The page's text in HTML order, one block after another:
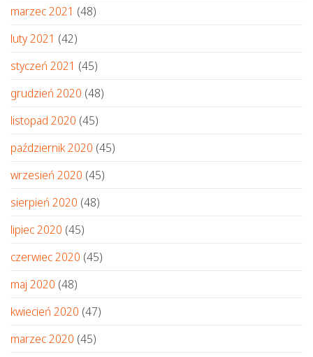
marzec 2021 (48)
luty 2021 (42)
styczeń 2021 (45)
grudzień 2020 (48)
listopad 2020 (45)
październik 2020 (45)
wrzesień 2020 (45)
sierpień 2020 (48)
lipiec 2020 (45)
czerwiec 2020 (45)
maj 2020 (48)
kwiecień 2020 (47)
marzec 2020 (45)